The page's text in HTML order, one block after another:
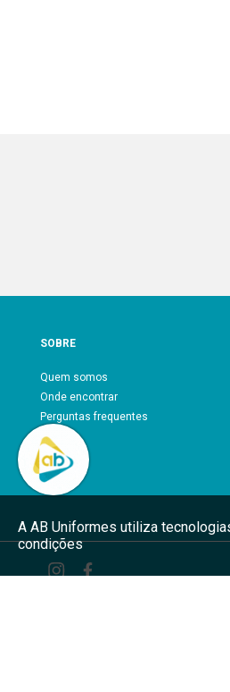
A AB Uniformes utiliza
condições